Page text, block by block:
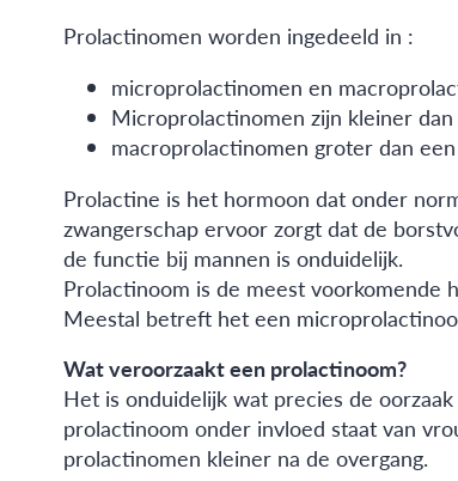
Prolactinomen worden ingedeeld in :
microprolactinomen en
Microprolactinomen zijn kleiner
macroprolactinomen groter dan
Prolactine is het hormoon dat onder
zwangerschap ervoor zorgt dat de
de functie bij mannen is onduidelijk.
Prolactinoom is de meest voorkomende
Meestal betreft het een
Wat veroorzaakt een prolactinoom?
Het is onduidelijk wat precies de
prolactinoom onder invloed staat van
prolactinomen kleiner na de overgang.